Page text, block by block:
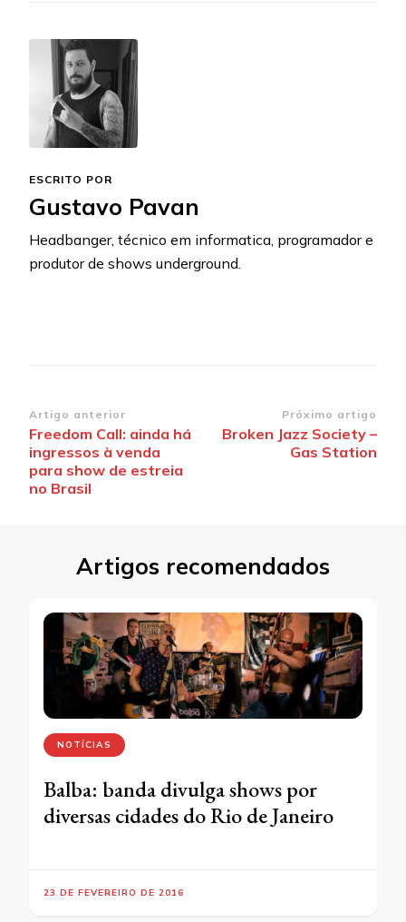
ESCRITO POR
Gustavo Pavan
Headbanger, técnico em informatica, programador e
produtor de shows underground.
Navegação
de
post
Artigo anterior
Freedom Call: ainda há
ingressos à venda
para show de estreia
no Brasil
Próximo artigo
Broken Jazz Society –
Gas Station
Artigos recomendados
NOTÍCIAS
Balba: banda divulga shows por
diversas cidades do Rio de Janeiro
23 DE FEVEREIRO DE 2016